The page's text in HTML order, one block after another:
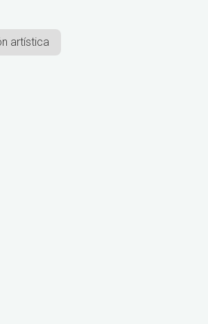
artística